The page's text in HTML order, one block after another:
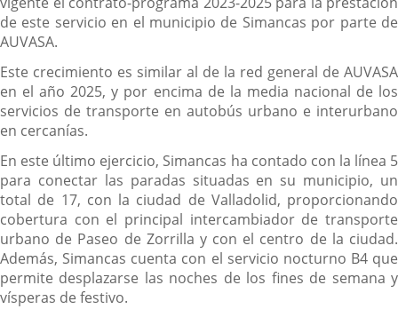
de este servicio en el municipio de Simancas por parte de
AUVASA.
Este crecimiento es similar al de la red general de AUVASA
en el año 2025, y por encima de la media nacional de los
servicios de transporte en autobús urbano e interurbano
en cercanías.
En este último ejercicio, Simancas ha contado con la línea 5
para conectar las paradas situadas en su municipio, un
total de 17, con la ciudad de Valladolid, proporcionando
cobertura con el principal intercambiador de transporte
urbano de Paseo de Zorrilla y con el centro de la ciudad.
Además, Simancas cuenta con el servicio nocturno B4 que
permite desplazarse las noches de los fines de semana y
vísperas de festivo.